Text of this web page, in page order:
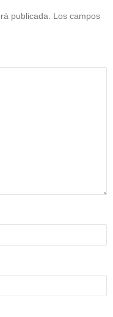
publicada. Los campos